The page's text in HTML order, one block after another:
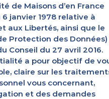
de Maisons d’en France
janvier 1978 relative à
aux Libertés, ainsi que le
Protection des Données)
Conseil du 27 avril 2016.
a pour objectif de
claire sur les
vous concernant,
et des demandes